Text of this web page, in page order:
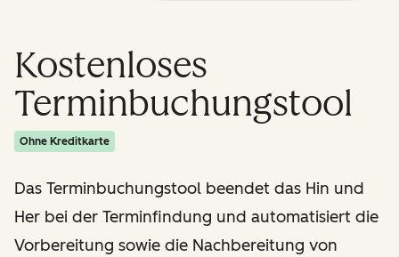
Kostenloses
Terminbuchungstool
Ohne Kreditkarte
Das Terminbuchungstool beendet das Hin und
Her bei der Terminfindung und automatisiert die
Vorbereitung sowie die Nachbereitung von